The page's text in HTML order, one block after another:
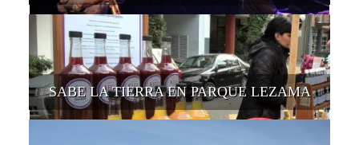
SABE LA TIERRA EN PARQUE LEZAMA